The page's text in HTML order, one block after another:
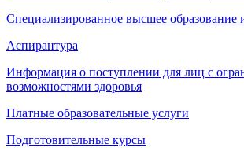
Специализированное высшее образование
Аспирантура
Информация о поступлении для лиц с
возможностями здоровья
Платные образовательные услуги
Подготовительные курсы